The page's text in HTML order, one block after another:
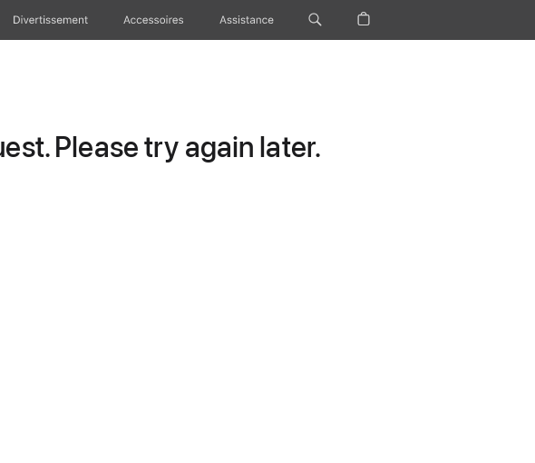
Divertissements Accessoires Assistance
Please try again later.